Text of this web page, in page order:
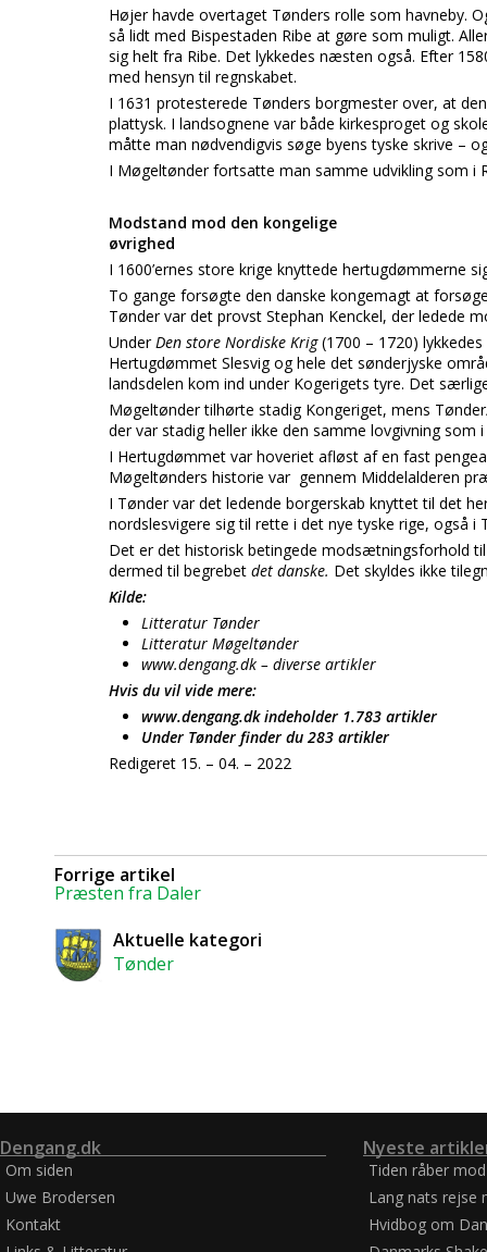
Højer havde overtaget Tønders rolle som havneby.
så lidt med Bispestaden Ribe at gøre som muligt.
sig helt fra Ribe. Det lykkedes næsten også. Efter
med hensyn til regnskabet.
I 1631 protesterede Tønders borgmester over, at
plattysk. I landsognene var både kirkesproget og
måtte man nødvendigvis søge byens tyske skrive –
I Møgeltønder fortsatte man samme udvikling som i
Modstand mod den kongelige
øvrighed
I 1600’ernes store krige knyttede hertugdømmerne
To gange forsøgte den danske kongemagt at
Tønder var det provst Stephan Kenckel, der ledede
UnderDen store Nordiske Krig(1700 – 1720)
Hertugdømmet Slesvig og hele det sønderjyske
landsdelen kom ind under Kogerigets tyre. Det
Møgeltønder tilhørte stadig Kongeriget, mens
der var stadig heller ikke den samme lovgivning
I Hertugdømmet var hoveriet afløst af en fast
Møgeltønders historie var gennem Middelalderen
I Tønder var det ledende borgerskab knyttet til det
nordslesvigere sig til rette i det nye tyske rige, også
Det er det historisk betingede modsætningsforhold
dermed til begrebet det danske. Det skyldes ikke
Kilde:
Litteratur Tønder
Litteratur Møgeltønder
www.dengang.dk – diverse artikler
Hvis du vil vide mere:
www.dengang.dk indeholder 1.783 artikler
Under Tønder finder du 283 artikler
Redigeret 15. – 04. – 2022
Forrige artikel
Præsten fra Daler
Aktuelle kategori
Tønder
Dengang.dk
Om siden
Uwe Brodersen
Kontakt
Nyeste
Tiden råber
Lang nats rejse
Hvidbog om